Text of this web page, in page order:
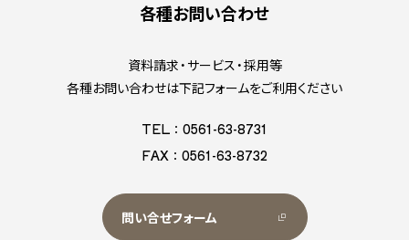
各種お問い合わせ
資料請求・サービス・採用等
各種お問い合わせは下記フォームをご利用ください
TEL：0561-63-8731
FAX：0561-63-8732
問い合せフォーム